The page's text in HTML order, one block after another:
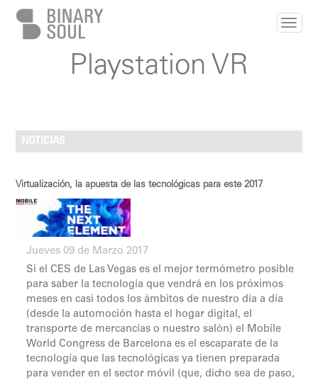
Pasar al contenido principalPlaystation VR
NOTICIAS
Virtualización, la apuesta de las tecnológicas para este 2017
Jueves 09 de Marzo 2017
Si el CES de Las Vegas es el mejor termómetro posible
para saber la tecnología que vendrá en los próximos
meses en casi todos los ámbitos de nuestro día a día
(desde la automoción hasta el hogar digital, el
transporte de mercancías o nuestro salón) el Mobile
World Congress de Barcelona es el escaparate de la
tecnología que las tecnológicas ya tienen preparada
para vender en el sector móvil (que, dicho sea de paso,